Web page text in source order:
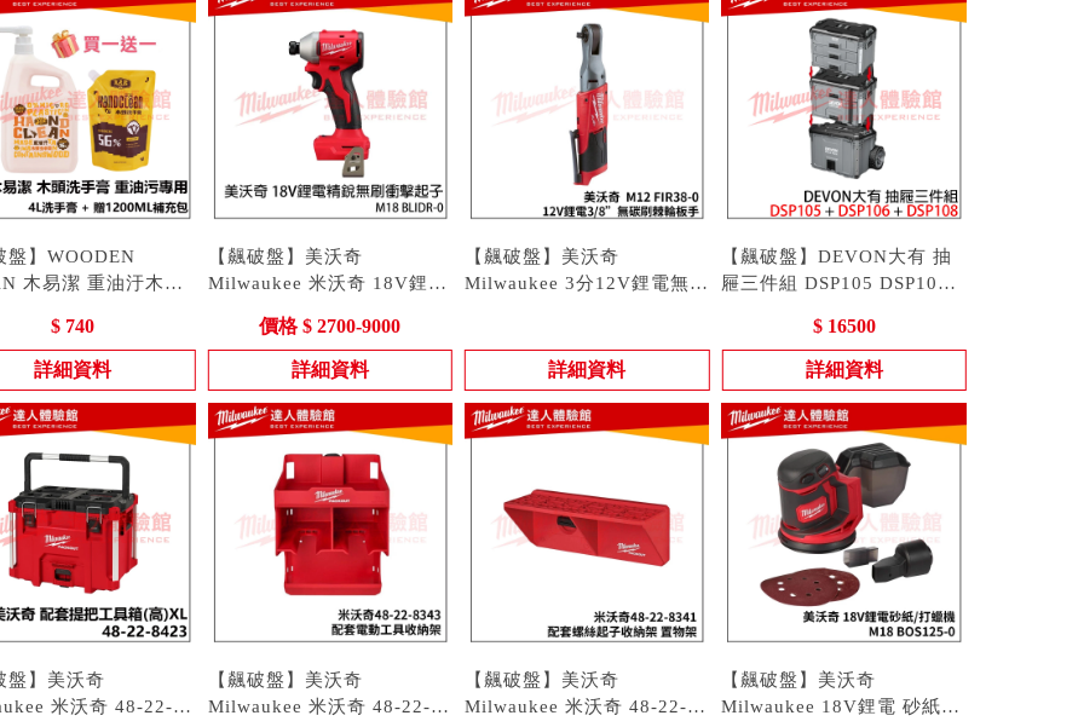
盤】WOODEN
木易潔 重油汙木頭
$ 740
詳細資料
【飆破盤】美沃奇
Milwaukee 米沃奇 18V鋰電
BLIDR-0 M18BLIDR
價格 $ 2700-9000
詳細資料
【飆破盤】美沃奇
Milwaukee 3分12V鋰電無碳
詳細資料
【飆破盤】DEVON大有 抽
屜三件組 DSP105 DSP106
納 工程 推車
DSP108 | DSP302
$ 16500
詳細資料
盤】美沃奇
米沃奇 48-22-
【飆破盤】美沃奇
Milwaukee 米沃奇 48-22-
【飆破盤】美沃奇
Milwaukee 米沃奇 48-22-
【飆破盤】美沃奇
Milwaukee 18V鋰電 砂紙機